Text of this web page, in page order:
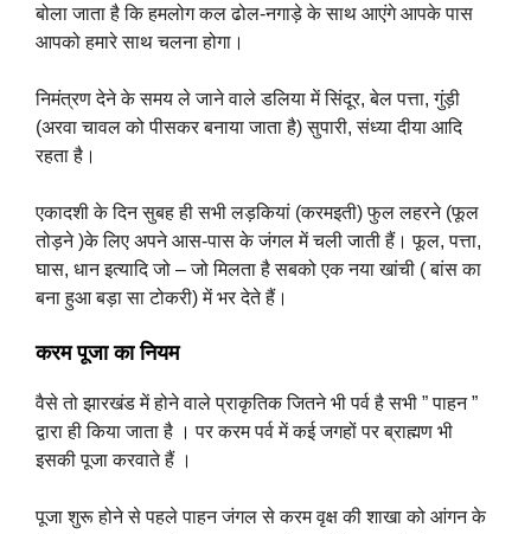
बोला जाता है कि हमलोग कल ढोल-नगाड़े के साथ आएंगे आपके पास
आपको हमारे साथ चलना होगा।
निमंत्रण देने के समय ले जाने वाले डलिया में सिंदूर, बेल पत्ता, गुंड़ी
(अरवा चावल को पीसकर बनाया जाता है) सुपारी, संध्या दीया आदि
रहता है।
एकादशी के दिन सुबह ही सभी लड़कियां (करमइती) फुल लहरने (फूल
तोड़ने )के लिए अपने आस-पास के जंगल में चली जाती हैं। फूल, पत्ता,
घास, धान इत्यादि जो – जो मिलता है सबको एक नया खांची ( बांस का
बना हुआ बड़ा सा टोकरी) में भर देते हैं।
करम पूजा का नियम
वैसे तो झारखंड में होने वाले प्राकृतिक जितने भी पर्व है सभी ” पाहन ”
द्वारा ही किया जाता है । पर करम पर्व में कई जगहों पर ब्राह्मण भी
इसकी पूजा करवाते हैं ।
पूजा शुरू होने से पहले पाहन जंगल से करम वृक्ष की शाखा को आंगन के